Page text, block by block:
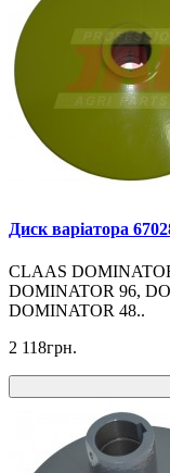
Диск варіатора
CLAAS
DOMINATOR 96,
DOMINATOR 48..
2 118грн.